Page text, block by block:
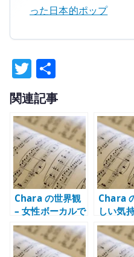
った日本的ポップ
T
w
it
te
r
有
関連記事
Chara の世界観
– 女性ボーカルで
しか届かない質
感
Chara
しい気
ライブ
クール